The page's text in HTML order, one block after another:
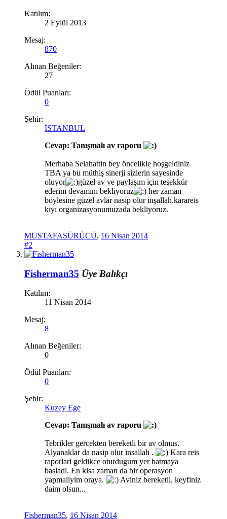
Katılım:
2 Eylül 2013
Mesaj:
870
Alınan Beğeniler:
27
Ödül Puanları:
0
Şehir:
İSTANBUL
Cevap: Tanışmalı av raporu
Merhaba Selahattin bey öncelikle hoşgeldiniz
TBA'ya bu müthiş sinerji sizlerin sayesinde
oluyor
güzel av ve paylaşım için teşekkür
ederim devamını bekliyoruz
her zaman
böylesine güzel avlar nasip olur inşallah.karareis
kıyı organizasyonumuzada bekliyoruz.
MUSTAFASÜRÜCÜ, 16 Nisan 2014
#2
Fisherman35 Üye Balıkçı
Katılım:
11 Nisan 2014
Mesaj:
8
Alınan Beğeniler:
0
Ödül Puanları:
0
Şehir:
Kuzey Ege
Cevap: Tanışmalı av raporu
Tebrikler gercekten bereketli bir av olmus.
Alyanaklar da nasip olur insallah .
Kara reis
raporlari geldikce oturdugum yer batmaya
basladi. En kisa zaman da bir operasyon
yapmaliyim oraya.
Aviniz bereketli, keyfiniz
daim olsun...
Fisherman35, 16 Nisan 2014